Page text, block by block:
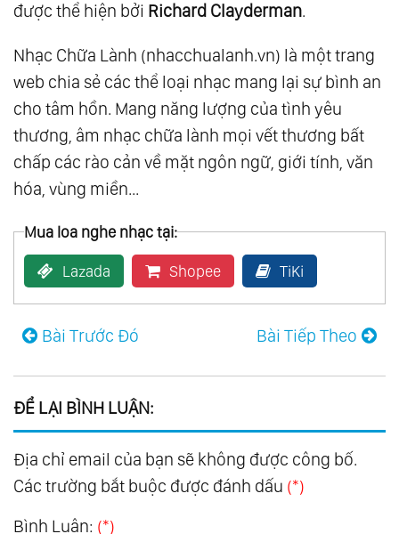
118. The Piano Man Vol.1
119.The Piano Man Vol.2
120.Diamonds Melodies Vol.4
121.Forever My Way
122. From This Moment On
123.Mon Amour
124.Piano
Som Livre Vol.2
127.Som Livre Vol.3
128.Som Livre Vol.4
129. A Thousand Winds
132.Colorful Favorites
133.
Down Under Favorites
134.Exotic Favorites
được thể hiện bởi Richard Clayderman.
Nhạc Chữa Lành (nhacchualanh.vn) là một trang
web chia sẻ các thể loại nhạc mang lại sự bình an
cho tâm hồn. Mang năng lượng của tình yêu
thương, âm nhạc chữa lành mọi vết thương bất
chấp các rào cản về mặt ngôn ngữ, giới tính, văn
hóa, vùng miền...
Mua loa nghe nhạc tại:
Lazada Shopee TiKi
Bài Trước Đó Bài Tiếp Theo
ĐỂ LẠI BÌNH LUẬN:
Địa chỉ email của bạn sẽ không được công bố.
Các trường bắt buộc được đánh dấu (*)
Bình Luận: (*)